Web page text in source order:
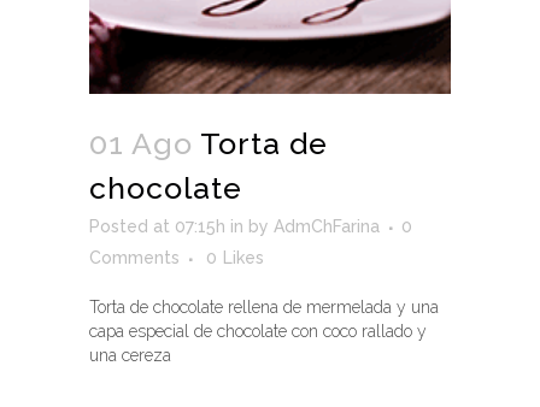
01 Ago Torta de
chocolate
Posted at 07:15h in by AdmChFarina
0
Comments
0 Likes
Torta de chocolate rellena de mermelada y una
capa especial de chocolate con coco rallado y
una cereza